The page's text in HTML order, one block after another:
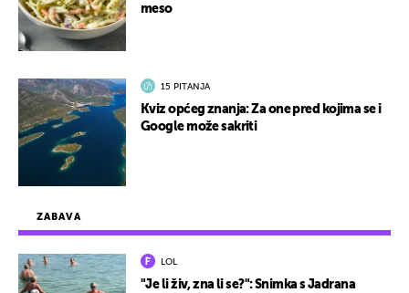
ZABAVA
LOL
"Je li živ, zna li se?": Snimka s Jadrana
meso
15 PITANJA
Kviz općeg znanja: Za one pred kojima se i
Google može sakriti